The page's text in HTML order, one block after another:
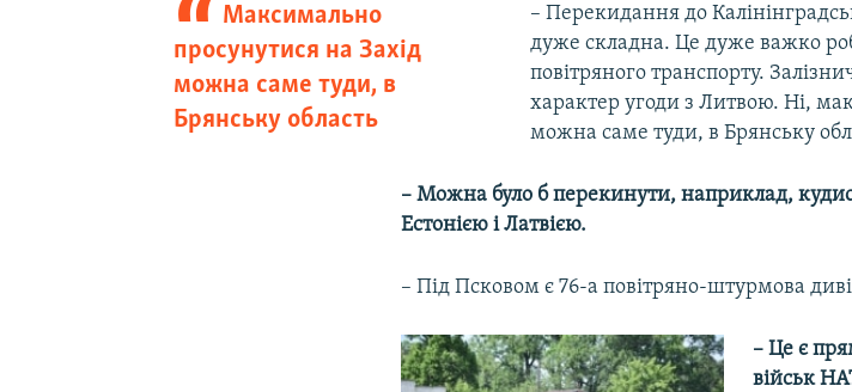
Максимально
просунутися на Захід
можна саме туди, в
Брянську область
– Перекидання до
дуже складна. Це дуже важко
повітряного транспорту.
характер угоди з Литвою. Ні,
можна саме туди, в Брянську
– Можна було б перекинути, наприклад,
Естонією і Латвією.
– Під Псковом є 76-а повітряно-штурмова
– Це є
військ